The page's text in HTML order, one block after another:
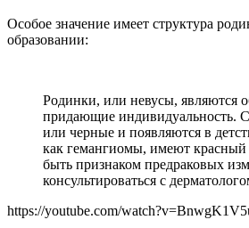
Особое значение имеет структура
образовании:
Родинки, или невусы, являются
придающие индивидуальность.
или черные и появляются в
как гемангиомы, имеют красный
быть признаком предраковых
консультироваться с
https://youtube.com/